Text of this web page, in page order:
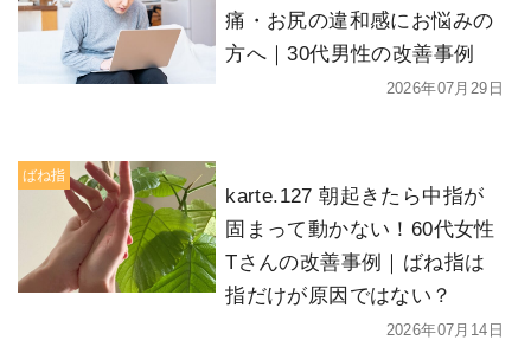
痛・お尻の違和感にお悩みの
方へ｜30代男性の改善事例
2026年07月29日
ばね指
karte.127 朝起きたら中指が
固まって動かない！60代女性
Tさんの改善事例｜ばね指は
指だけが原因ではない？
2026年07月14日